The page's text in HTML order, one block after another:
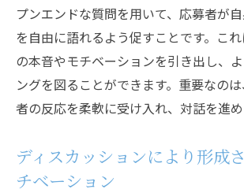
プンエンドな質問を用いて、応募者が
を自由に語れるよう促すことです。こ
の本音やモチベーションを引き出し、
ングを図ることができます。重要なの
者の反応を柔軟に受け入れ、対話を進め
ディスカッションにより形成
チベーション